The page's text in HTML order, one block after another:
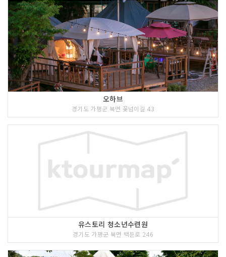
오하브
경기도 가평군 북면 꽃넘이길 43
유스토리 청소년수련원
경기도 가평군 북면 백둔로 246